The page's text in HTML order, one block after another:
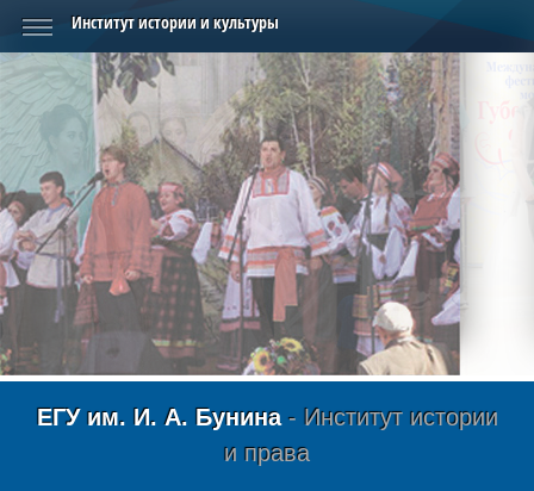
Фестиваль «Антоновские яблоки»
ЕГУ им. И. А. Бунина- Институт истории
и права
Институт истории и культуры